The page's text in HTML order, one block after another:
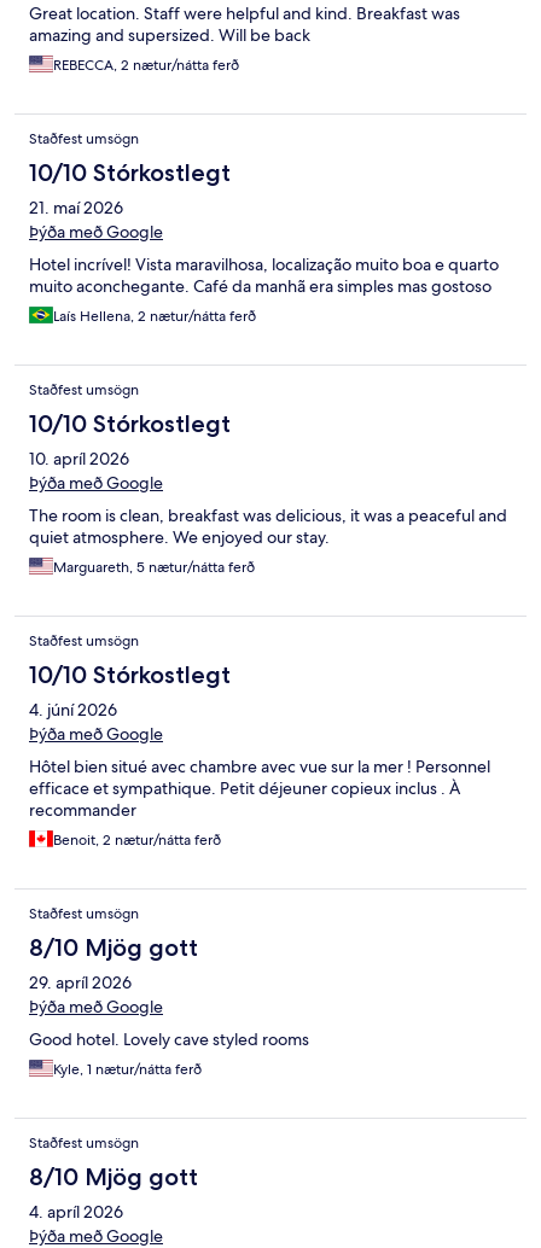
Great location. Staff were helpful and kind. Breakfast was
amazing and supersized. Will be back
REBECCA, 2 nætur/nátta ferð
Staðfest umsögn
10/10 Stórkostlegt
21. maí 2026
Þýða með Google
Hotel incrível! Vista maravilhosa, localização muito boa e quarto
muito aconchegante. Café da manhã era simples mas gostoso
Laís Hellena, 2 nætur/nátta ferð
Staðfest umsögn
10/10 Stórkostlegt
10. apríl 2026
Þýða með Google
The room is clean, breakfast was delicious, it was a peaceful and
quiet atmosphere. We enjoyed our stay.
Marguareth, 5 nætur/nátta ferð
Staðfest umsögn
10/10 Stórkostlegt
4. júní 2026
Þýða með Google
Hôtel bien situé avec chambre avec vue sur la mer ! Personnel
efficace et sympathique. Petit déjeuner copieux inclus . À
recommander
Benoit, 2 nætur/nátta ferð
Staðfest umsögn
8/10 Mjög gott
29. apríl 2026
Þýða með Google
Good hotel. Lovely cave styled rooms
Kyle, 1 nætur/nátta ferð
Staðfest umsögn
8/10 Mjög gott
4. apríl 2026
Þýða með Google